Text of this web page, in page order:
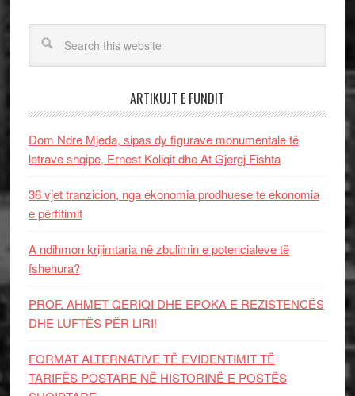
ARTIKUJT E FUNDIT
Dom Ndre Mjeda, sipas dy figurave monumentale të
letrave shqipe, Ernest Koliqit dhe At Gjergj Fishta
36 vjet tranzicion, nga ekonomia prodhuese te ekonomia
e përfitimit
A ndihmon krijimtaria në zbulimin e potencialeve të
fshehura?
PROF. AHMET QERIQI DHE EPOKA E REZISTENCЁS
DHE LUFTЁS PЁR LIRI!
FORMAT ALTERNATIVE TË EVIDENTIMIT TË
TARIFËS POSTARE NË HISTORINË E POSTËS